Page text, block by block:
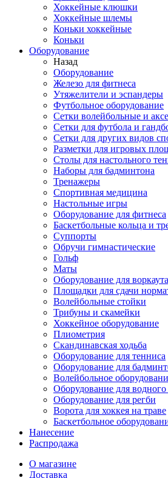
Хоккейные клюшки
Хоккейные шлемы
Коньки хоккейные
Коньки
Оборудование
Назад
Оборудование
Железо для фитнеса
Утяжелители и эспандеры
Футбольное оборудование
Сетки волейбольные и
Сетки для футбола и
Сетки для других видов
Разметки для игровых
Столы для настольного
Наборы для бадминтона
Тренажеры
Спортивная медицина
Настольные игры
Оборудование для фитнеса
Баскетбольные кольца и
Суппорты
Обручи гимнастические
Гольф
Маты
Оборудование для воркаута
Площадки для сдачи
Волейбольные стойки
Трибуны и скамейки
Хоккейное оборудование
Плиометрия
Скандинавская ходьба
Оборудование для тенниса
Оборудование для
Волейбольное
Оборудование для
Оборудование для регби
Ворота для хоккея на траве
Баскетбольное
Нанесение
Распродажа
О магазине
Доставка